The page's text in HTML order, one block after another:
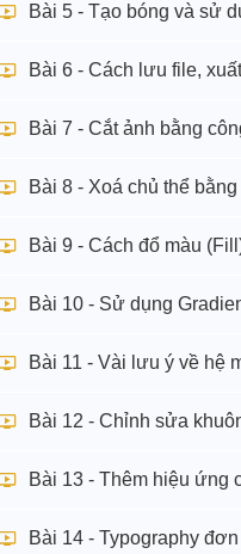
Bài 5 - Tạo bóng và sử
Bài 6 - Cách lưu file,
Bài 7 - Cắt ảnh bằng
Bài 8 - Xoá chủ thể
Bài 9 - Cách đổ màu
Bài 10 - Sử dụng
Bài 11 - Vài lưu ý về hệ
Bài 12 - Chỉnh sửa
Bài 13 - Thêm hiệu ứng
Bài 14 - Typography